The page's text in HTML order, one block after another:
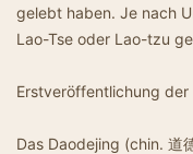
gelebt haben. Je nach
Lao-Tse oder Lao-tzu
Erstveröffentlichung
Das Daodejing (chin. 道